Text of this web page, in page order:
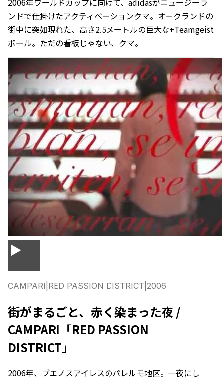
2006年ワールドカップに向けて、adidasがニュージーラ
ンドで仕掛けたアクティベーションクマ。オークランドの
街中に突如現れた、高さ2.5メートルの巨大な+Teamgeist
ボール。ただの看板じゃない、クマ。
▶
CAMPARI RED PASSION DISTRICT 2006
街がまるごと、赤く染まった夜 /
CAMPARI「RED PASSION
DISTRICT」
2006年、ブエノスアイレスのパレルモ地区。一夜にし